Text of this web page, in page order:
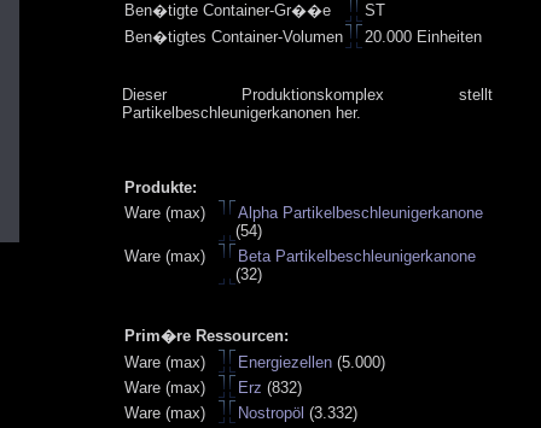
Ben�tigte Container-Gr��e
ST
Ben�tigtes Container-Volumen
20.000 Einheiten
Dieser Produktionskomplex stellt
Partikelbeschleunigerkanonen her.
Produkte:
Ware (max)
Alpha Partikelbeschleunigerkanone
(54)
Ware (max)
Beta Partikelbeschleunigerkanone
(32)
Prim�re Ressourcen:
Ware (max)
Energiezellen (5.000)
Ware (max)
Erz (832)
Ware (max)
Nostropöl (3.332)